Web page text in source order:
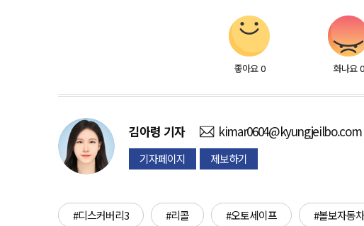
좋아요 0 화나요 0
김아령 기자 kimar0604@kyungjeilbo.com
기자페이지 제보하기
#디스커버리3 #리콜 #오토세이프 #볼보자동